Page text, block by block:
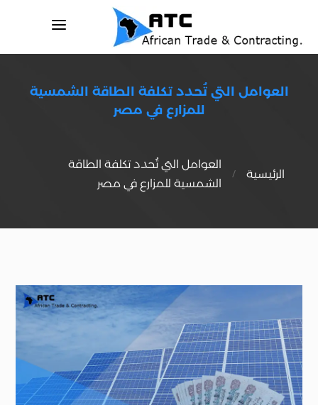
a
العوامل التي تُحدد تكلفة الطاقة الشمسية
للمزارع في مصر
الرئيسية /
العوامل التي تُحدد تكلفة الطاقة
الشمسية للمزارع في مصر